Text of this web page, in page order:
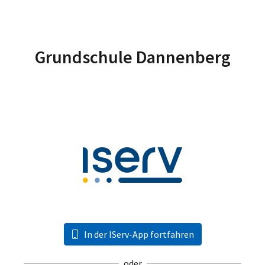
Grundschule Dannenberg
In der IServ-App fortfahren